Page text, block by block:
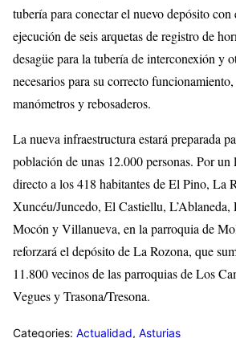
tubería para conectar el nuevo depósito
ejecución de seis arquetas de registro de
desagüe para la tubería de interconexión y
necesarios para su correcto
manómetros y rebosaderos.
La nueva infraestructura estará preparada
población de unas 12.000 personas. Por
directo a los 418 habitantes de El Pino, La
Xuncéu/Juncedo, El Castiellu, L’Ablaneda,
Mocón y Villanueva, en la parroquia de
reforzará el depósito de La Rozona, que
11.800 vecinos de las parroquias de Los
Vegues y Trasona/Tresona.
Categories: Actualidad, Asturias